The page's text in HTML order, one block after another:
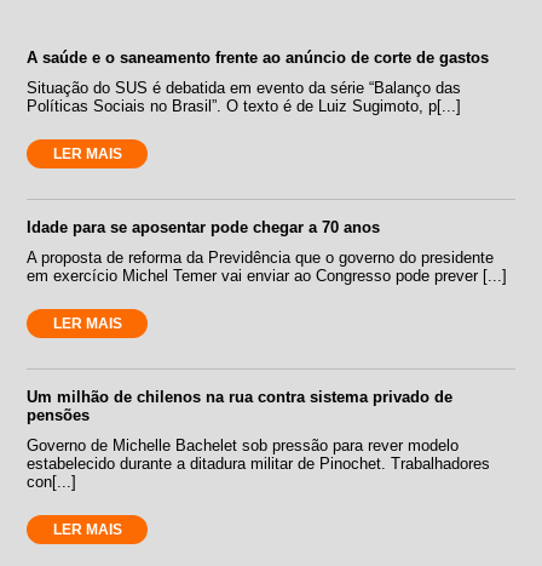
A saúde e o saneamento frente ao anúncio de corte de gastos
Situação do SUS é debatida em evento da série “Balanço das
Políticas Sociais no Brasil”. O texto é de Luiz Sugimoto, p[...]
LER MAIS
Idade para se aposentar pode chegar a 70 anos
A proposta de reforma da Previdência que o governo do presidente
em exercício Michel Temer vai enviar ao Congresso pode prever [...]
LER MAIS
Um milhão de chilenos na rua contra sistema privado de
pensões
Governo de Michelle Bachelet sob pressão para rever modelo
estabelecido durante a ditadura militar de Pinochet. Trabalhadores
con[...]
LER MAIS